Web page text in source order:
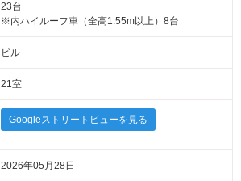
23台
※内ハイルーフ車（全高1.55m以上）8台
ビル
21室
Googleストリートビューを見る
2026年05月28日